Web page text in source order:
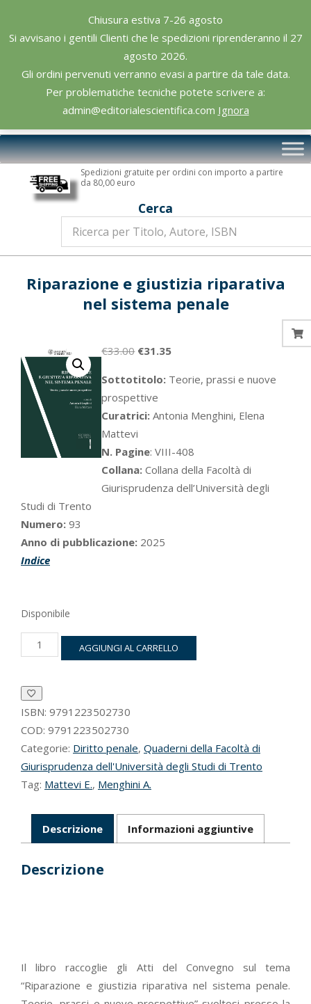
Chiusura estiva 7-26 agosto
Si avvisano i gentili Clienti che le spedizioni riprenderanno il 27
agosto 2026.
Gli ordini pervenuti verranno evasi a partire da tale data.
Per problematiche tecniche potete scrivere a:
admin@editorialescientifica.com Ignora
content
Editoriale
Scientifica
Primary
Navigation
Spedizioni gratuite per ordini con importo a partire
da 80,00 euro
Cerca
Riparazione e giustizia riparativa
nel sistema penale
€33.00 Il
originale
era:
€33.00.
€31.35Il
attuale
€31.35.
Sottotitolo: Teorie, prassi e nuove
prospettive
Curatrici:Antonia Menghini, Elena
Mattevi
N. Pagine: VIII-408
Collana: Collana della Facoltà di
Giurisprudenza dell’Università degli
Studi di Trento
Numero: 93
Anno di pubblicazione: 2025
Indice
Disponibile
Riparazione
e
nel
sistema
penale
AGGIUNGI AL CARRELLO
ISBN: 9791223502730
COD: 9791223502730
Categorie: Diritto penale, Quaderni della Facoltà di
Giurisprudenza dell'Università degli Studi di Trento
Tag: Mattevi E., Menghini A.
Descrizione Informazioni aggiuntive
Descrizione
Il libro raccoglie gli Atti del Convegno sul tema
“Riparazione e giustizia riparativa nel sistema penale.